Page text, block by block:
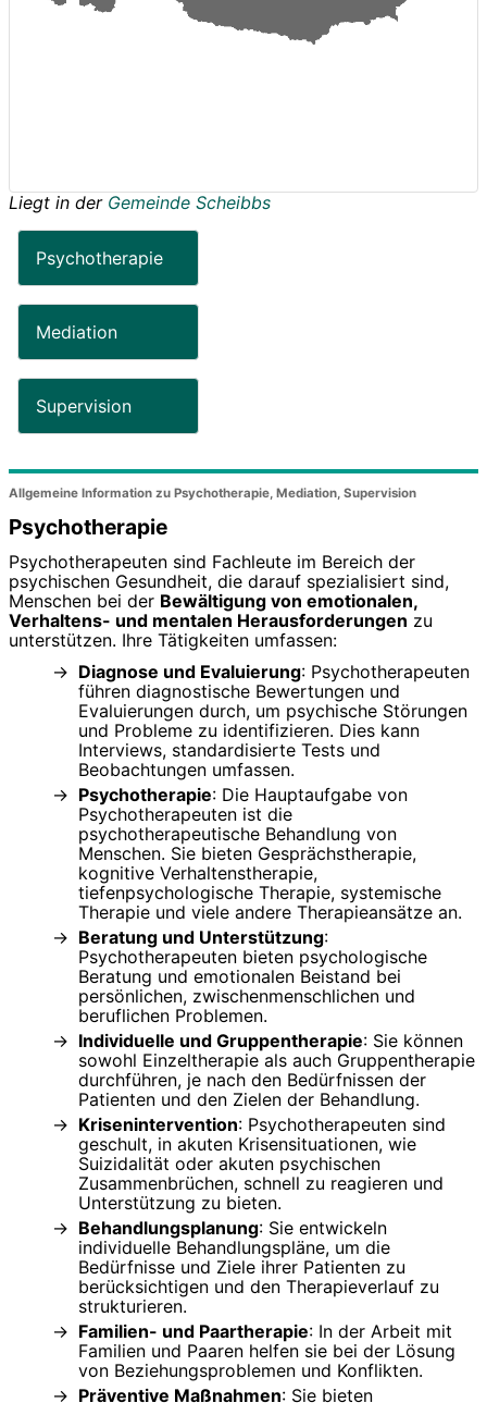
Liegt in der Gemeinde Scheibbs
Psychotherapie
Mediation
Supervision
Allgemeine Information zu Psychotherapie, Mediation, Supervision
Psychotherapie
Psychotherapeuten sind Fachleute im Bereich der
psychischen Gesundheit, die darauf spezialisiert sind,
Menschen bei der Bewältigung von emotionalen,
Verhaltens- und mentalen Herausforderungen zu
unterstützen. Ihre Tätigkeiten umfassen:
Diagnose und Evaluierung: Psychotherapeuten
führen diagnostische Bewertungen und
Evaluierungen durch, um psychische Störungen
und Probleme zu identifizieren. Dies kann
Interviews, standardisierte Tests und
Beobachtungen umfassen.
Psychotherapie: Die Hauptaufgabe von
Psychotherapeuten ist die
psychotherapeutische Behandlung von
Menschen. Sie bieten Gesprächstherapie,
kognitive Verhaltenstherapie,
tiefenpsychologische Therapie, systemische
Therapie und viele andere Therapieansätze an.
Beratung und Unterstützung:
Psychotherapeuten bieten psychologische
Beratung und emotionalen Beistand bei
persönlichen, zwischenmenschlichen und
beruflichen Problemen.
Individuelle und Gruppentherapie: Sie können
sowohl Einzeltherapie als auch Gruppentherapie
durchführen, je nach den Bedürfnissen der
Patienten und den Zielen der Behandlung.
Krisenintervention: Psychotherapeuten sind
geschult, in akuten Krisensituationen, wie
Suizidalität oder akuten psychischen
Zusammenbrüchen, schnell zu reagieren und
Unterstützung zu bieten.
Behandlungsplanung: Sie entwickeln
individuelle Behandlungspläne, um die
Bedürfnisse und Ziele ihrer Patienten zu
berücksichtigen und den Therapieverlauf zu
strukturieren.
Familien- und Paartherapie: In der Arbeit mit
Familien und Paaren helfen sie bei der Lösung
von Beziehungsproblemen und Konflikten.
Präventive Maßnahmen: Sie bieten